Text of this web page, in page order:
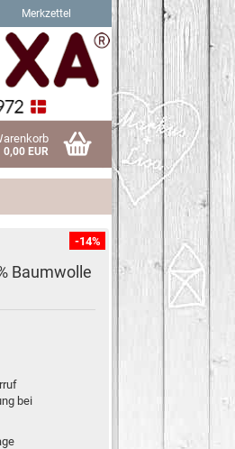
Merkzettel
0,00 EUR
für Hit Produkte
-14%
Baumwolle
bei